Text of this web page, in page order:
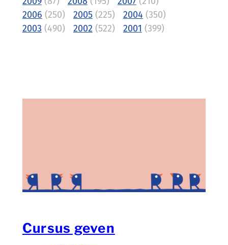
2006 (250) 2005(225) 2004 (350)
2003 (490) 2002 (522) 2001 (399)
Cursus geven